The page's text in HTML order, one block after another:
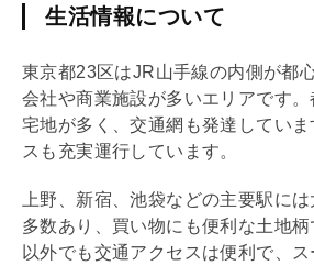
生活情報について
東京都23区はJR山手線の内側が都
会社や商業施設が多いエリアです
宅地が多く、交通網も発達してい
スも充実運行しています。
上野、新宿、池袋などの主要駅に
多数あり、買い物にも便利な土地柄
以外でも交通アクセスは便利で、